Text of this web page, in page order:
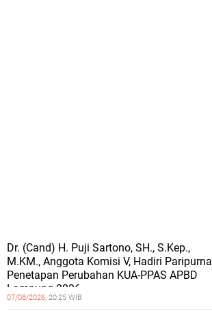
Dr. (Cand) H. Puji Sartono, SH., S.Kep.,
M.KM., Anggota Komisi V, Hadiri Paripurna
Penetapan Perubahan KUA-PPAS APBD
Lampung 2026
07/08/2026, 20:25 WIB